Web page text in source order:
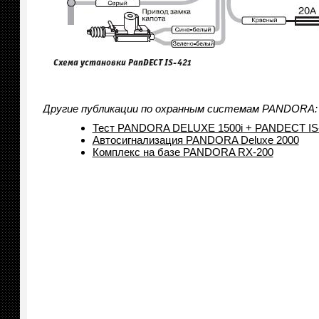
Другие публикации по охранным системам PANDORA:
Тест PANDORA DELUXE 1500i + PANDECT
Автосигнализация PANDORA Deluxe 2000
Комплекс на базе PANDORA RX-200